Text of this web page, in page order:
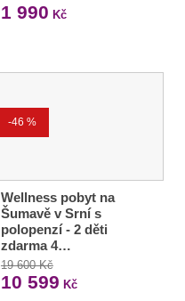
1 990 Kč
-46 %
Wellness pobyt na
Šumavě v Srní s
polopenzí - 2 děti
zdarma 4…
19 600 Kč
10 599 Kč